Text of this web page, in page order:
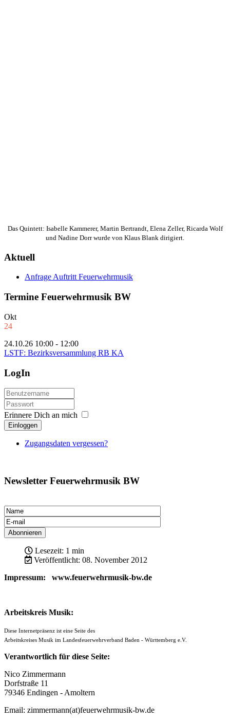
Das Quintett: Isabelle Kammerer, Martin Bertrandt, Elena Zeller, Ricarda Wolf
und Nadine Dorr wurde von Klaus Blank dirigiert.
Aktuell
Anfrage Auftritt Feuerwehrmusik
Termine Feuerwehrmusik BW
Okt
24
24.10.26 10:00 - 12:00
LSTF: Bezirksversammlung RB KA
LogIn
Erinnere Dich an mich
Einloggen
Zugangsdaten vergessen?
Newsletter Feuerwehrmusik BW
Lesezeit: 1 min
Veröffentlicht: 08. November 2012
Impressum: www.feuerwehrmusik-bw.de
Arbeitskreis Musik:
Diese Internetpräsenz ist eine Seite des
Arbeitskreises Musik im Landesfeuerwehrverband Baden - Württemberg e.V.
Verantwortlich für diese Seite:
Nico Zimmermann
Dorfstraße 11
79346 Endingen - Amoltern
Email: zimmermann(at)feuerwehrmusik-bw.de